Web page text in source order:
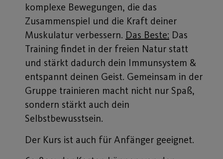
komplexe Bewegungen, die das
Zusammenspiel und die Kraft deiner
Muskulatur verbessern. Das Beste: Das
Training findet in der freien Natur statt
und stärkt dadurch dein Immunsystem &
entspannt deinen Geist. Gemeinsam in der
Gruppe trainieren macht nicht nur Spaß,
sondern stärkt auch dein
Selbstbewusstsein.
Der Kurs ist auch für Anfänger geeignet.